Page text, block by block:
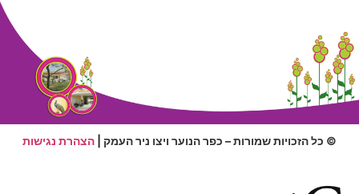
© כל הזכויות שמורות – כפר הנוער ויצו ניר העמק | הצהרת נגישות